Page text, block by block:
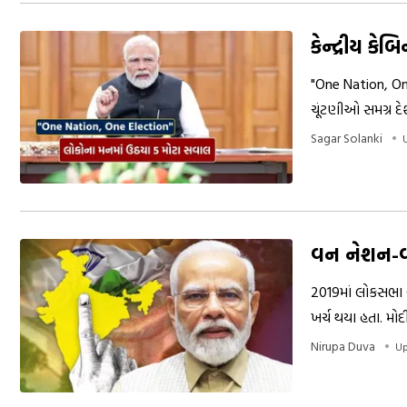
કેન્દ્રીય
"One Nation,
ચૂંટણીઓ સમગ્ર
વહીવટી
Sagar Solanki
વન નેશન-
2019માં
ખર્ચ થયા હતા.
કેટલા પડકારો છે
Nirupa Duva